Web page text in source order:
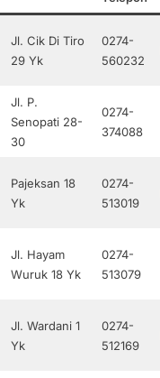
Jl. Cik Di Tiro
29 Yk
0274-
560232
Jl. P.
Senopati 28-
30
0274-
374088
Pajeksan 18
Yk
0274-
513019
Jl. Hayam
Wuruk 18 Yk
0274-
513079
Jl. Wardani 1
Yk
0274-
512169